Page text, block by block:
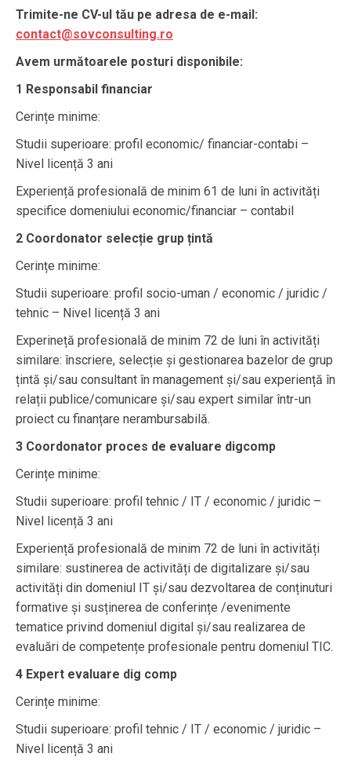
Trimite-ne CV-ul tău pe adresa de e-mail:
contact@sovconsulting.ro
Avem următoarele posturi disponibile:
1 Responsabil financiar
Cerințe minime:
Studii superioare: profil economic/ financiar-contabi –
Nivel licență 3 ani
Experiență profesională de minim 61 de luni în activități
specifice domeniului economic/financiar – contabil
2 Coordonator selecție grup țintă
Cerințe minime:
Studii superioare: profil socio-uman / economic / juridic /
tehnic – Nivel licență 3 ani
Experineță profesională de minim 72 de luni în activități
similare: înscriere, selecție și gestionarea bazelor de grup
țintă și/sau consultant în management și/sau experiență în
relații publice/comunicare și/sau expert similar într-un
proiect cu finanțare nerambursabilă.
3 Coordonator proces de evaluare digcomp
Cerințe minime:
Studii superioare: profil tehnic / IT / economic / juridic –
Nivel licență 3 ani
Experiență profesională de minim 72 de luni în activități
similare: sustinerea de activități de digitalizare și/sau
activități din domeniul IT și/sau dezvoltarea de conținuturi
formative și susținerea de conferințe /evenimente
tematice privind domeniul digital și/sau realizarea de
evaluări de competențe profesionale pentru domeniul TIC.
4 Expert evaluare dig comp
Cerințe minime:
Studii superioare: profil tehnic / IT / economic / juridic –
Nivel licență 3 ani